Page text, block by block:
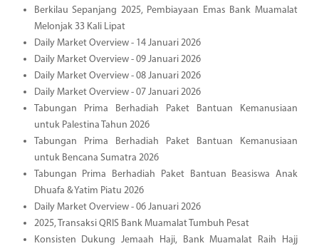
Berkilau Sepanjang 2025, Pembiayaan Emas Bank Muamalat
Melonjak 33 Kali Lipat
Daily Market Overview - 14 Januari 2026
Daily Market Overview - 09 Januari 2026
Daily Market Overview - 08 Januari 2026
Daily Market Overview - 07 Januari 2026
Tabungan Prima Berhadiah Paket Bantuan Kemanusiaan
untuk Palestina Tahun 2026
Tabungan Prima Berhadiah Paket Bantuan Kemanusiaan
untuk Bencana Sumatra 2026
Tabungan Prima Berhadiah Paket Bantuan Beasiswa Anak
Dhuafa & Yatim Piatu 2026
Daily Market Overview - 06 Januari 2026
2025, Transaksi QRIS Bank Muamalat Tumbuh Pesat
Konsisten Dukung Jemaah Haji, Bank Muamalat Raih Hajj